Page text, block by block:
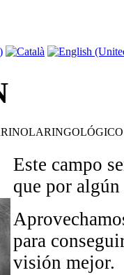
Este campo
que por
para
visión mejor.